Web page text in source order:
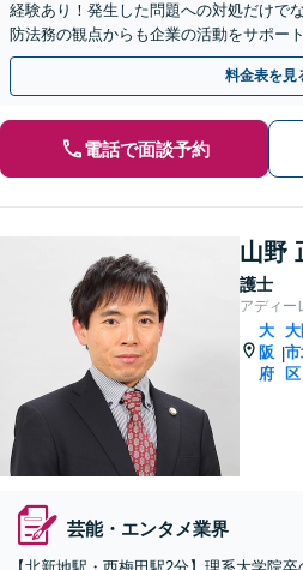
経験あり！発生した問題への対処だけで
防法務の観点からも企業の活動をサポー
可】【初回相談30分無料】【土日祝・夜
料金表を見
電話で面談予約
山野
護士
アディー
大
阪
府
|
大
区
芸能・エンタメ業界